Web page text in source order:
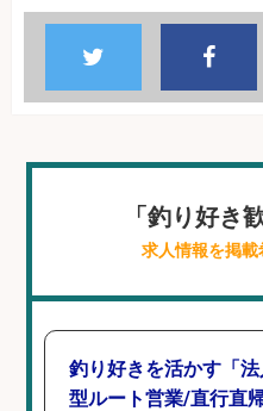
「釣り好き
求人情報を掲
釣り好きを活かす「
型ルート営業/直行直